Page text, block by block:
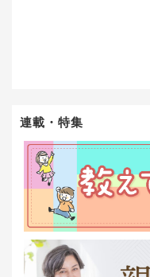
連載・特集